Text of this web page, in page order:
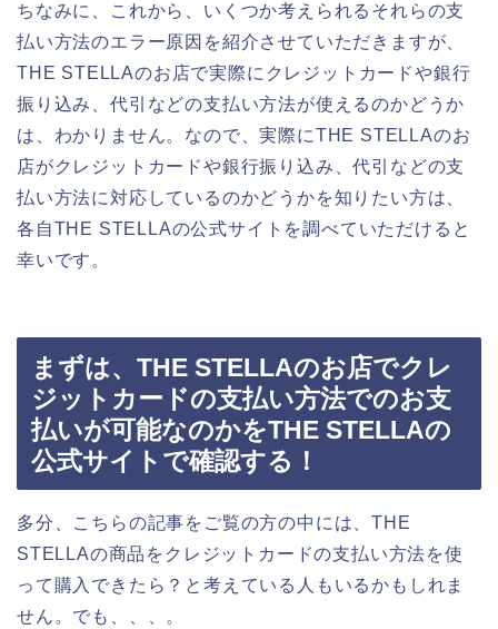
ちなみに、これから、いくつか考えられるそれらの支
払い方法のエラー原因を紹介させていただきますが、
THE STELLAのお店で実際にクレジットカードや銀行
振り込み、代引などの支払い方法が使えるのかどうか
は、わかりません。なので、実際にTHE STELLAのお
店がクレジットカードや銀行振り込み、代引などの支
払い方法に対応しているのかどうかを知りたい方は、
各自THE STELLAの公式サイトを調べていただけると
幸いです。
まずは、THE STELLAのお店でクレ
ジットカードの支払い方法でのお支
払いが可能なのかをTHE STELLAの
公式サイトで確認する！
多分、こちらの記事をご覧の方の中には、THE
STELLAの商品をクレジットカードの支払い方法を使
って購入できたら？と考えている人もいるかもしれま
せん。でも、、、。